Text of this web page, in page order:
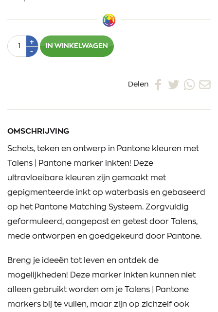
Aantal+Plus
-Min
IN WINKELWAGEN
Delen
OMSCHRIJVING
Schets, teken en ontwerp in Pantone kleuren met
Talens | Pantone marker inkten! Deze
ultravloeibare kleuren zijn gemaakt met
gepigmenteerde inkt op waterbasis en gebaseerd
op het Pantone Matching Systeem. Zorgvuldig
geformuleerd, aangepast en getest door Talens,
mede ontworpen en goedgekeurd door Pantone.
Breng je ideeën tot leven en ontdek de
mogelijkheden! Deze marker inkten kunnen niet
alleen gebruikt worden om je Talens | Pantone
markers bij te vullen, maar zijn op zichzelf ook